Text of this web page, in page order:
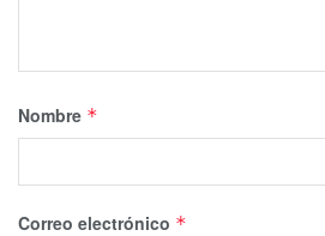
Nombre *
Correo electrónico *